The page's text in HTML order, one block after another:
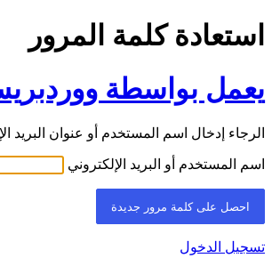
استعادة كلمة المرور
يعمل بواسطة
الرجاء إدخال اسم المستخدم أو عنوان
اسم المستخدم أو البريد الإلكتروني
تسجيل الدخول